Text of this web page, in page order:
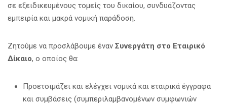
σε εξειδικευμένους τομείς του δικαίου, συνδυάζοντας
εμπειρία και μακρά νομική παράδοση.
Ζητούμε να προσλάβουμε έναν Συνεργάτη στο Εταιρικό
Δίκαιο, ο οποίος θα:
Προετοιμάζει και ελέγχει νομικά και εταιρικά έγγραφα
και συμβάσεις (συμπεριλαμβανομένων συμφωνιών